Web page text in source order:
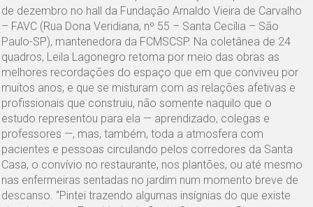
de dezembro no hall da Fundação Arnaldo Vieira de Carvalho
– FAVC (Rua Dona Veridiana, nº 55 – Santa Cecília – São
Paulo-SP), mantenedora da FCMSCSP. Na coletânea de 24
quadros, Leila Lagonegro retoma por meio das obras as
melhores recordações do espaço que em que conviveu por
muitos anos, e que se misturam com as relações afetivas e
profissionais que construiu, não somente naquilo que o
estudo representou para ela — aprendizado, colegas e
professores —, mas, também, toda a atmosfera com
pacientes e pessoas circulando pelos corredores da Santa
Casa, o convívio no restaurante, nos plantões, ou até mesmo
nas enfermeiras sentadas no jardim num momento breve de
descanso. “Pintei trazendo algumas insígnias do que existe